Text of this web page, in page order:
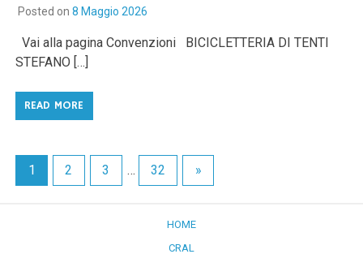
Posted on 8 Maggio 2026
Vai alla pagina Convenzioni BICICLETTERIA DI TENTI
STEFANO […]
READ MORE
1 2 3 … 32 »
HOME
CRAL